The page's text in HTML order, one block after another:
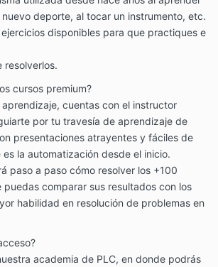
deporte, al tocar un instrumento, etc.
disponibles para que practiques e
resolverlos.
cursos premium?
cuentas con el instructor
por tu travesía de aprendizaje de
presentaciones atrayentes y fáciles de
la automatización desde el inicio.
paso a paso cómo resolver los +100
puedas comparar sus resultados con los
habilidad en resolución de problemas en
academia de PLC, en donde podrás